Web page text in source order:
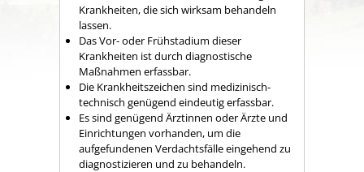
Krankheiten, die sich wirksam behandeln
lassen.
Das Vor- oder Frühstadium dieser
Krankheiten ist durch diagnostische
Maßnahmen erfassbar.
Die Krankheitszeichen sind medizinisch-
technisch genügend eindeutig erfassbar.
Es sind genügend Ärztinnen oder Ärzte und
Einrichtungen vorhanden, um die
aufgefundenen Verdachtsfälle eingehend zu
diagnostizieren und zu behandeln.